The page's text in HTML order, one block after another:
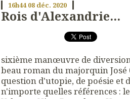
16h44 08 déc. 2020
Rois d'Alexandrie...
sixième manœuvre de
beau roman du majorquin José
question d'utopie, de poésie et
n'importe quelles références :